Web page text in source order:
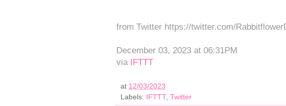
from Twitter https://twitter.com/
December 03, 2023 at 06:31PM
via IFTTT
at 12/03/2023
Labels:
IFTTT, Twitter